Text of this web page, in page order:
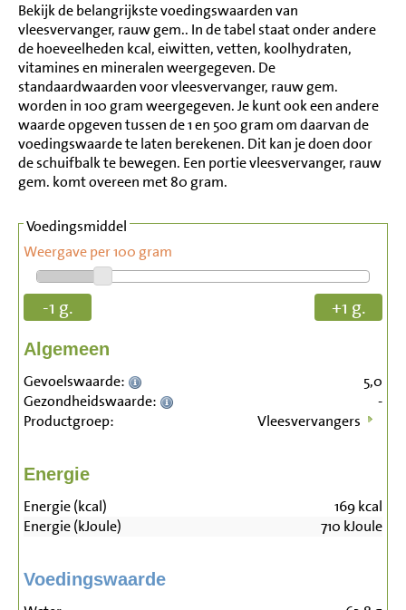
Bekijk de belangrijkste voedingswaarden van
vleesvervanger, rauw gem.. In de tabel staat onder andere
de hoeveelheden kcal, eiwitten, vetten, koolhydraten,
vitamines en mineralen weergegeven. De
standaardwaarden voor vleesvervanger, rauw gem.
worden in 100 gram weergegeven. Je kunt ook een andere
waarde opgeven tussen de 1 en 500 gram om daarvan de
voedingswaarde te laten berekenen. Dit kan je doen door
de schuifbalk te bewegen. Een portie vleesvervanger, rauw
gem. komt overeen met 80 gram.
Voedingsmiddel
Weergave per 100 gram
-1 g. +1 g.
Algemeen
Gevoelswaarde:
5,0
Gezondheidswaarde:
-
Productgroep:
Vleesvervangers
Energie
Energie (kcal) 169kcal
Energie (kJoule)
710 kJoule
Voedingswaarde